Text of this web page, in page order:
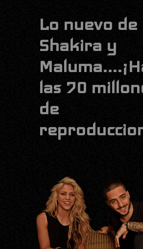
Lo nuevo de
Shakira y
las 70
de